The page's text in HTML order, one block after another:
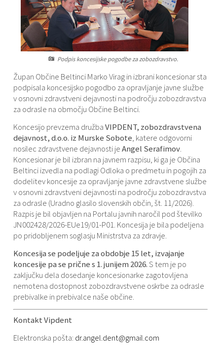
Podpis koncesijske pogodbe za zobozdravstvo.
Župan Občine Beltinci Marko Virag in izbrani koncesionar sta
podpisala koncesijsko pogodbo za opravljanje javne službe
v osnovni zdravstveni dejavnosti na področju zobozdravstva
za odrasle na območju Občine Beltinci.
Koncesijo prevzema družbaVIPDENT, zobozdravstvena
dejavnost, d.o.o. iz Murske Sobote, katere odgovorni
nosilec zdravstvene dejavnosti jeAngel Serafimov.
Koncesionar je bil izbran na javnem razpisu, ki ga je Občina
Beltinci izvedla na podlagi Odloka o predmetu in pogojih za
dodelitev koncesije za opravljanje javne zdravstvene službe
v osnovni zdravstveni dejavnosti na področju zobozdravstva
za odrasle (Uradno glasilo slovenskih občin, št. 11/2026).
Razpis je bil objavljen na Portalu javnih naročil pod številko
JN002428/2026-EUe19/01-P01. Koncesija je bila podeljena
po pridobljenem soglasju Ministrstva za zdravje.
Koncesija se podeljuje za obdobje 15 let, izvajanje
koncesije pa se prične s 1. junijem 2026.S tem je po
zaključku dela dosedanje koncesionarke zagotovljena
nemotena dostopnost zobozdravstvene oskrbe za odrasle
prebivalke in prebivalce naše občine.
Kontakt Vipdent
Elektronska pošta: dr.angel.dent@gmail.com
Varstvo osebnih podatkov
Informacije javnega značaja
Občinski časopis "Mali Rijtar"
Občinski predpisi
Prostorski akti
Projekti občine
Druge koristne povezave